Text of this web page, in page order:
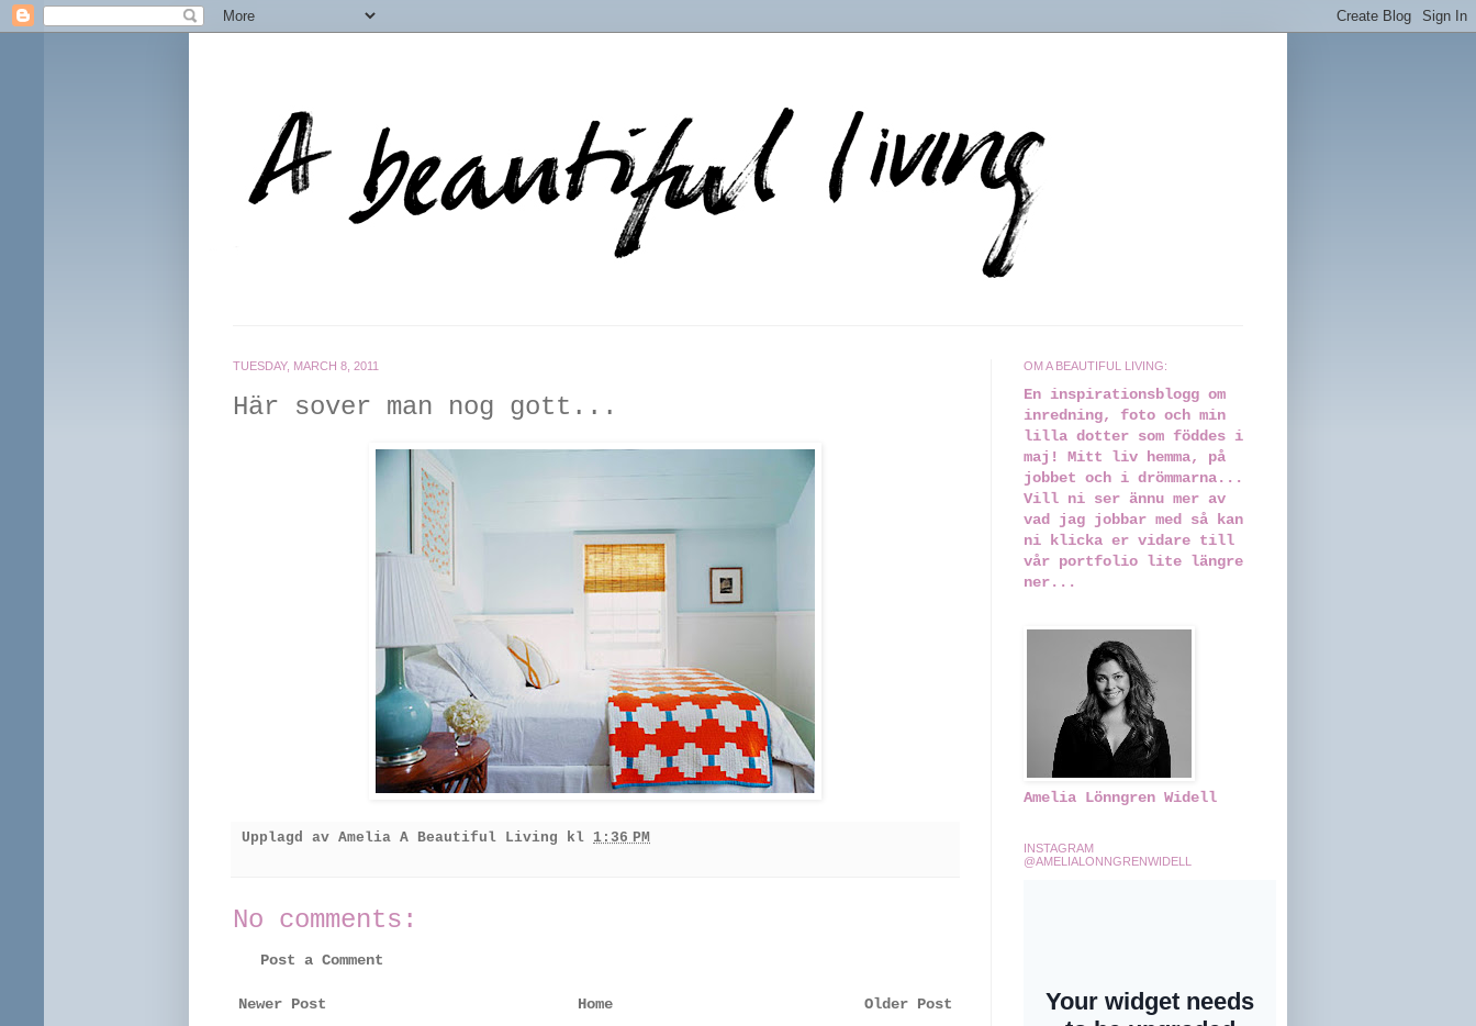
TUESDAY, MARCH 8, 2011
Här sover man nog gott...
Upplagd av Amelia A Beautiful Living kl 1:36 PM
No comments:
Post a Comment
Newer Post Older Post
Home
OM A BEAUTIFUL LIVING:
En inspirationsblogg om
inredning, foto och min
lilla dotter som föddes i
maj! Mitt liv hemma, på
jobbet och i drömmarna...
Vill ni ser ännu mer av
vad jag jobbar med så kan
ni klicka er vidare till
vår portfolio lite längre
ner...
Amelia Lönngren Widell
INSTAGRAM
@AMELIALONNGRENWIDELL